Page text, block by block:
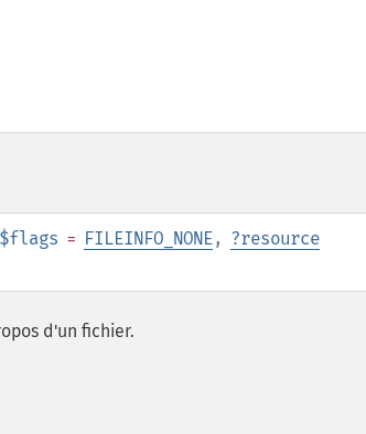
$flags = FILEINFO_NONE, ?resource
d'un fichier.